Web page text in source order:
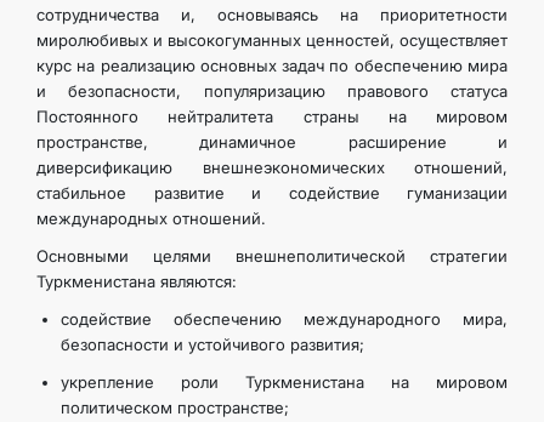
сотрудничества и, основываясь на приоритетности
миролюбивых и высокогуманных ценностей, осуществляет
курс на реализацию основных задач по обеспечению мира
и безопасности, популяризацию правового статуса
Постоянного нейтралитета страны на мировом
пространстве, динамичное расширение и
диверсификацию внешнеэкономических отношений,
стабильное развитие и содействие гуманизации
международных отношений.
Основными целями внешнеполитической стратегии
Туркменистана являются:
содействие обеспечению международного мира,
безопасности и устойчивого развития;
укрепление роли Туркменистана на мировом
политическом пространстве;